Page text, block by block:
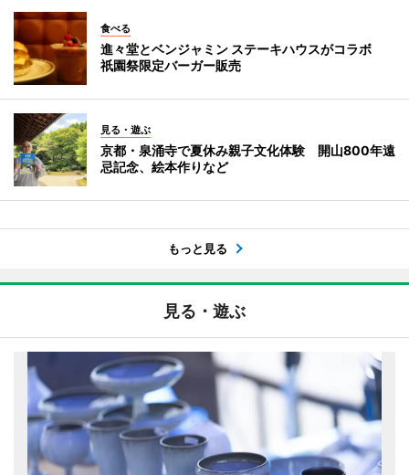
食べる
進々堂とベンジャミン ステーキハウスがコラボ
祇園祭限定バーガー販売
見る・遊ぶ
京都・泉涌寺で夏休み親子文化体験 開山800年遠
忌記念、絵本作りなど
もっと見る
見る・遊ぶ